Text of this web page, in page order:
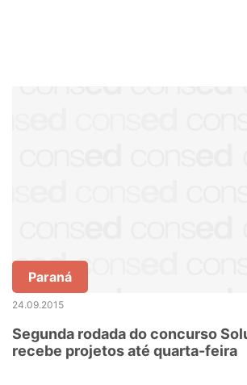
Paraná
24.09.2015
Segunda rodada do concurso
recebe projetos até quarta-feira